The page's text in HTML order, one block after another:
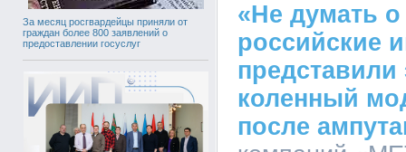
За месяц росгвардейцы приняли от
граждан более 800 заявлений о
предоставлении госуслуг
«Не думать
российские
коленный
после